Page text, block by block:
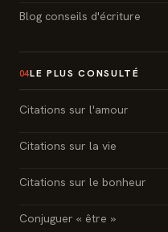
Blog conseils d'écriture
04LE PLUS CONSULTÉ
Citations sur l'amour
Citations sur la vie
Citations sur le bonheur
Conjuguer « être »